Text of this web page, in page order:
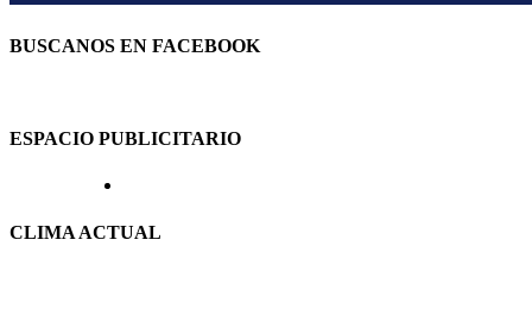
BUSCANOS EN FACEBOOK
ESPACIO PUBLICITARIO
CLIMA ACTUAL